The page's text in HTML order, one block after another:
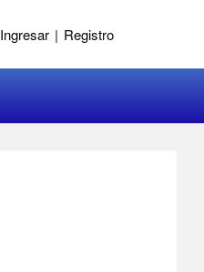
Ingresar | Registro